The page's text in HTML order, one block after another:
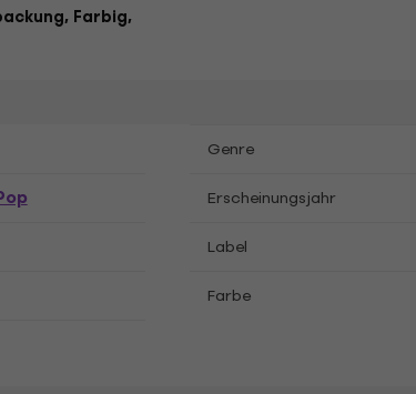
Farbig,
Genre
Erscheinungsjahr
Label
Farbe